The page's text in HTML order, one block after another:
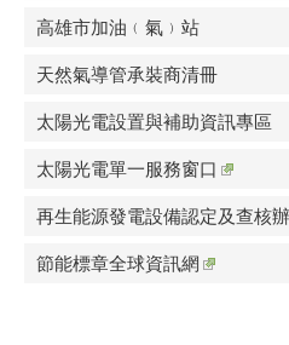
高雄市加油﹙氣﹚站
天然氣導管承裝商清冊
太陽光電設置與補助資訊專區
太陽光電單一服務窗口
再生能源發電設備認定及查核
節能標章全球資訊網